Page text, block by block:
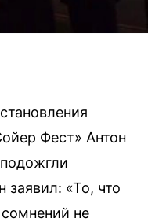
Фест» Антон
заявил: «То, что
не